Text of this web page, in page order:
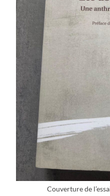
Couverture de